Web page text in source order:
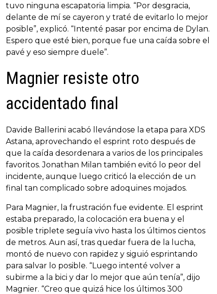
tuvo ninguna escapatoria limpia. “Por desgracia,
delante de mí se cayeron y traté de evitarlo lo mejor
posible”, explicó. “Intenté pasar por encima de Dylan.
Espero que esté bien, porque fue una caída sobre el
pavé y eso siempre duele”.
Magnier resiste otro
accidentado final
Davide Ballerini acabó llevándose la etapa para XDS
Astana, aprovechando el esprint roto después de
que la caída desordenara a varios de los principales
favoritos. Jonathan Milan también evitó lo peor del
incidente, aunque luego criticó la elección de un
final tan complicado sobre adoquines mojados.
Para Magnier, la frustración fue evidente. El esprint
estaba preparado, la colocación era buena y el
posible triplete seguía vivo hasta los últimos cientos
de metros. Aun así, tras quedar fuera de la lucha,
montó de nuevo con rapidez y siguió esprintando
para salvar lo posible. “Luego intenté volver a
subirme a la bici y dar lo mejor que aún tenía”, dijo
Magnier. “Creo que quizá hice los últimos 300